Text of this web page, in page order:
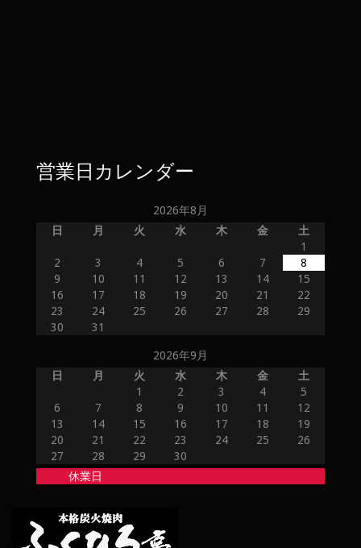
営業日カレンダー
2026年8月
日
月 火 水 木 金
土
1
2
3 4 5 6 7
8
9
10 11 12 13 14
15
16
17 18 19 20 21
22
23
24 25 26 27 28
29
30
31
2026年9月
日
月 火 水 木 金
土
1
2 3 4
5
6
7 8 9 10 11
12
13
14 15 16 17 18
19
20
21 22 23 24 25
26
27
28 29
30
休業日